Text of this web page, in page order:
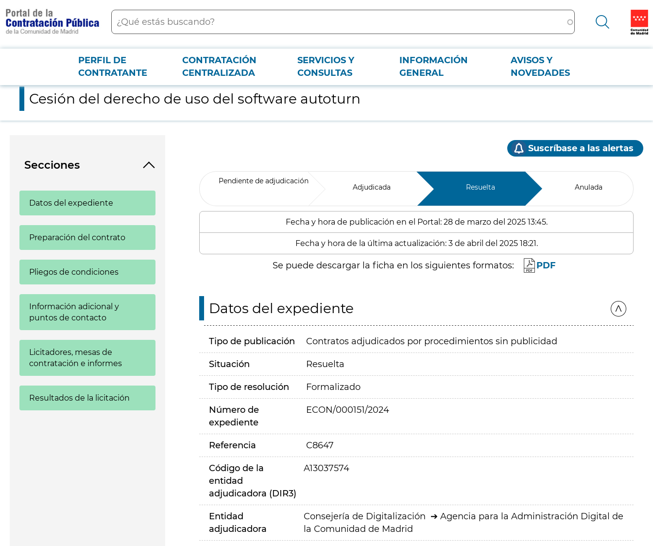
contenido
principal
Buscar
Menú PCON
PERFIL DE
CONTRATANTE
CONTRATACIÓN
CENTRALIZADA
SERVICIOS Y
CONSULTAS
INFORMACIÓN
GENERAL
AVISOS Y
NOVEDADES
Cesión del derecho de uso del software autoturn
Cesión del derecho de uso del software autoturn
Secciones
Datos del expediente
Preparación del contrato
Pliegos de condiciones
Información adicional y
puntos de contacto
Licitadores, mesas de
contratación e informes
Resultados de la licitación
Suscríbase a las alertas
Pendiente de adjudicación
Adjudicada Resuelta Anulada
Fecha y hora de publicación en el Portal: 28 de marzo del 2025 13:45.
Fecha y hora de la última actualización: 3 de abril del 2025 18:21.
Se puede descargar la ficha en los siguientes formatos: PDF
Datos del expediente
Tipo de publicación Contratos adjudicados por procedimientos sin publicidad
Situación Resuelta
Tipo de resolución Formalizado
Número de
expediente
ECON/000151/2024
Referencia C8647
Código de la
entidad
adjudicadora (DIR3)
A13037574
Entidad
adjudicadora
Consejería de Digitalización
Agencia para la Administración Digital de
la Comunidad de Madrid